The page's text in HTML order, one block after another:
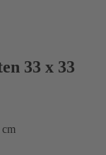
33 x 33